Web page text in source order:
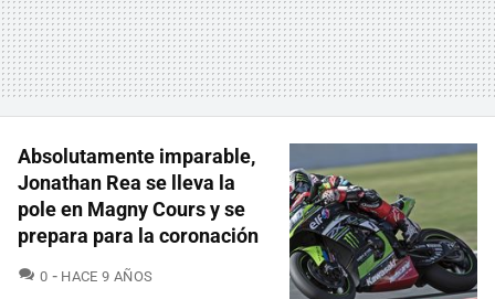
Absolutamente imparable,
Jonathan Rea se lleva la
pole en Magny Cours y se
prepara para la coronación
0 COMENTARIOS
HACE 9 AÑOS